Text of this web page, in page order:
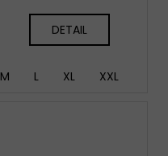
DETAIL
M L XL XXL